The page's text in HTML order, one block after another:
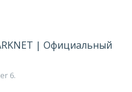
| Официальный
6.